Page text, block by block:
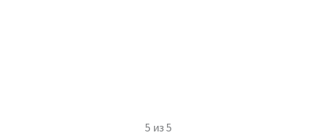
5 из 5